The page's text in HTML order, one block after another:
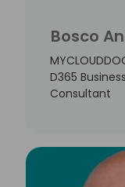
Bosco
D365
Consultant